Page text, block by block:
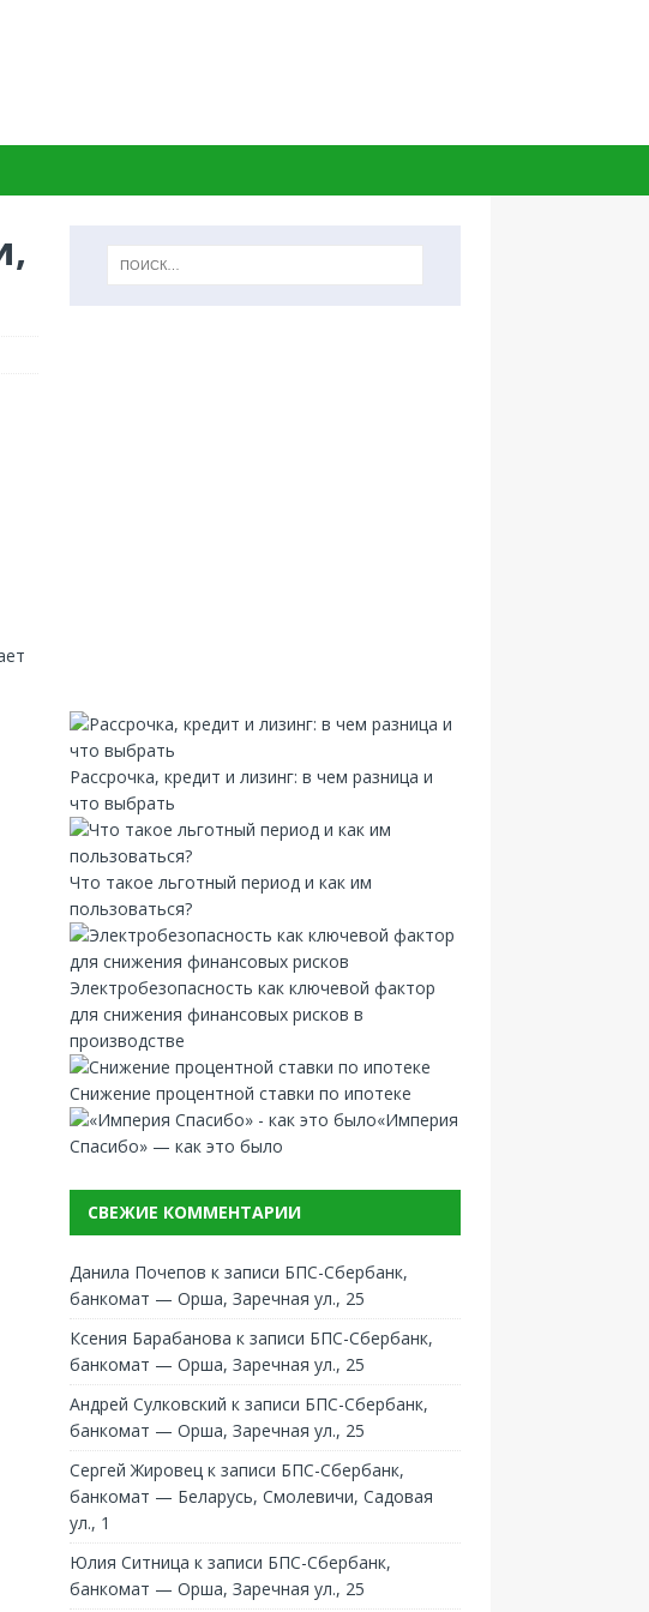
Рассрочка, кредит и лизинг: в чем разница и
что выбрать
Что такое льготный период и как им
пользоваться?
Электробезопасность как ключевой фактор
для снижения финансовых рисков в
производстве
Снижение процентной ставки по ипотеке
«Империя
Спасибо» — как это было
СВЕЖИЕ КОММЕНТАРИИ
Данила Почепов к записи БПС-Сбербанк,
банкомат — Орша, Заречная ул., 25
Ксения Барабанова к записи БПС-Сбербанк,
банкомат — Орша, Заречная ул., 25
Андрей Сулковский к записи БПС-Сбербанк,
банкомат — Орша, Заречная ул., 25
Сергей Жировец к записи БПС-Сбербанк,
банкомат — Беларусь, Смолевичи, Садовая
ул., 1
Юлия Ситница к записи БПС-Сбербанк,
банкомат — Орша, Заречная ул., 25